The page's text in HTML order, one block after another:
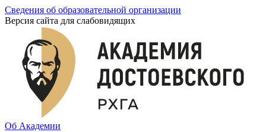
Сведения об образовательной организации
Версия сайта для слабовидящих
Об Академии